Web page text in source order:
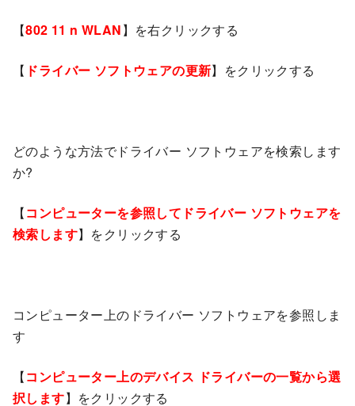
【802 11 n WLAN】を右クリックする
【 ドライバー ソフトウェアの更新】をクリックする
どのような方法でドライバー ソフトウェアを検索します
か?
【コンピューターを参照してドライバー ソフトウェアを
検索します】をクリックする
コンピューター上のドライバー ソフトウェアを参照しま
す
【コンピューター上のデバイス ドライバーの一覧から選
択します】をクリックする